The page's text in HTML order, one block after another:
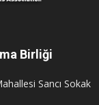
Birliği
Sancı Sokak